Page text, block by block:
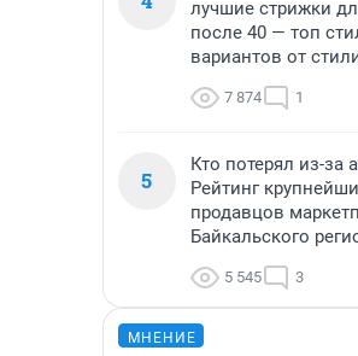
лучшие стрижки
после 40 — топ
вариантов от
7 874 1
5
Кто потерял из-за
Рейтинг
продавцов
Байкальского
5 545 3
МНЕНИЕ